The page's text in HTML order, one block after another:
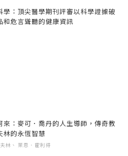
薄荷生長的溫度。薄荷需
潤的土，發芽後要讓幼苗
讓土保持濕潤，避免土壤
約7～10天發芽。
腦，有消炎、解熱、提神
、料理中增添風味。
羅勒生長的溫度。羅勒喜
充足的陽光，發芽後要讓
閒置太久可能會降低種子
生長不良等問題進行退換
留重複使用。
些微的色差，實際種植結
境而有所差異，請以實物
學：頂尖醫學期刊評審以科學證據破
和危言聳聽的健康資訊
來：麥可．喬丹的人生導師，傳奇教
林的永恆智慧
林、 萊恩．霍利得